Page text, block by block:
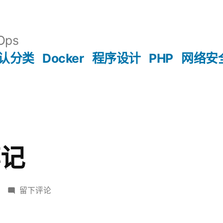
分类 Docker 程序设计 PHP 网络安
于
留下评论